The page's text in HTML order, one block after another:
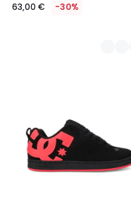
partir
30%
réduction
63,00 € -30%